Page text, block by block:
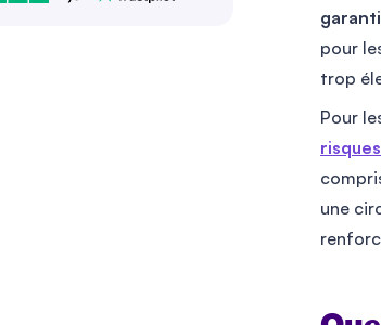
pour
trop
Pour
risques
une